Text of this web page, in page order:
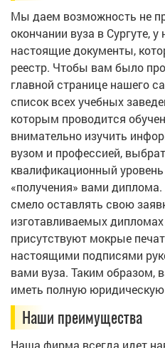
Мы даем возможность не
окончании вуза в Сургуте,
настоящие документы,
реестр. Чтобы вам было
главной странице нашего
список всех учебных
которым проводится
внимательно изучить
вузом и профессией,
квалификационный
«получения» вами
смело оставлять свою
изготавливаемых дипломах
присутствуют мокрые
настоящими подписями
вами вуза. Таким образом,
иметь полную юридическую
Наши преимущества
Наша фирма всегда идет